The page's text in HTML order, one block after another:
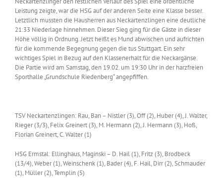
Leistung zeigte, war die HSG auf der anderen Seite eine Klasse besser.
Letztlich mussten die Hausherren aus Neckartenzlingen eine deutliche
21:33 Niederlage hinnehmen. Dieser Sieg ging für die Gäste in dieser
Höhe völlig in Ordnung. Jetzt heißt es Mund abwischen und aufrichten
für die kommende Begegnung gegen die tus Stuttgart. Ein sehr
wichtiges Spiel in Bezug auf den Klassenerhalt für die Neckargänse.
Die Partie wird am Samstag, den 19.02. um 19:30 Uhr in der harzfreien
Sporthalle „Grundschule Riedenberg“ angepfiffen.
TSV Neckartenzlingen: Rau, Ban – Nistler (3), Off (2), Huber (4), J. Walter,
Rieger (3/3), Felix Greinert (3), M. Hermann (2), J. Hermann (3), Hoß,
Florian Greinert, C. Walter (1)
HSG Ermstal: Ellinghaus, Maginski – D. Hail (1), Fritz (3), Brodbeck
(13/4), Weber (1), Weinschenk (1), Bader (4), F. Hail, Dirr (2), Schmauder
(1), Müller (2), Templin (5)